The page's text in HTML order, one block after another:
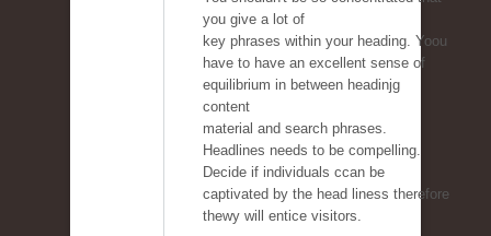
you give a lot of
key phrases within your heading. Yoou
have to have an excellent sense of
equilibrium in between headinjg
content
material and search phrases.
Headlines needs to be compelling.
Decide if individuals ccan be
captivated by the head liness therefore
thewy will entice visitors.